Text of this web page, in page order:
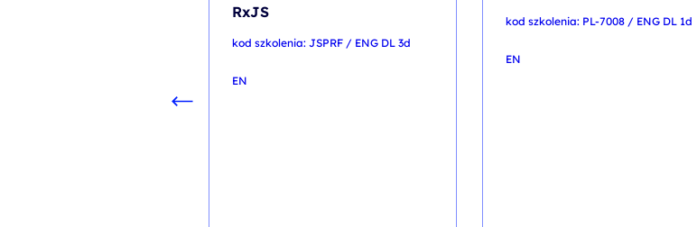
RxJS
kod szkolenia: JSPRF / ENG DL 3d
EN
kod szkolenia: PL-7008 / ENG DL 1d
EN